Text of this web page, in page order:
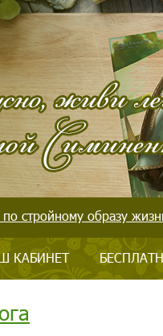
стройному образу
КАБИНЕТ